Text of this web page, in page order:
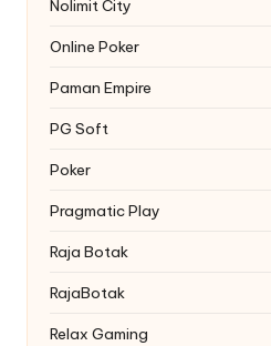
Nolimit City
Online Poker
Paman Empire
PG Soft
Poker
Pragmatic Play
Raja Botak
RajaBotak
Relax Gaming